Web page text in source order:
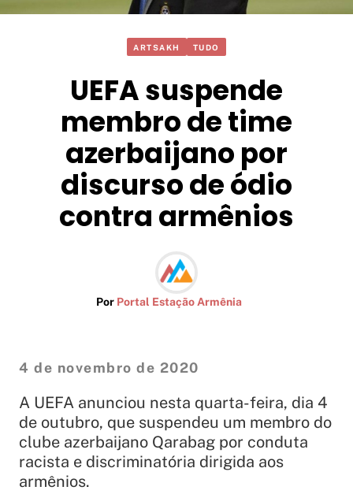
ARTSAKH TUDO
UEFA suspende
membro de time
azerbaijano por
discurso de ódio
contra armênios
Por Portal Estação Armênia
4 de novembro de 2020
A UEFA anunciou nesta quarta-feira, dia 4
de outubro, que suspendeu um membro do
clube azerbaijano Qarabag por conduta
racista e discriminatória dirigida aos
armênios.